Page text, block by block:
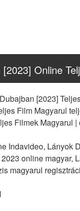
Online
[2023]
Film Magyarul
Filmek Magyarul
Indavideo, Lányok
online
magyarul